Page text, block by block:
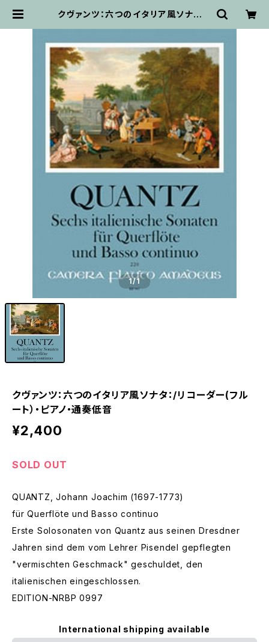
クヴァンツ：六つのイタリア風ソナタ：/
っきぃず
1/1
クヴァンツ：六つのイタリア風ソナタ：/リコーダー(フル
ート）・ピアノ・通奏低音
¥2,400
SOLD OUT
QUANTZ, Johann Joachim (1697-1773)
für Querflöte und Basso continuo
Erste Solosonaten von Quantz aus seinen Dresdner
Jahren sind dem vom Lehrer Pisendel gepflegten
"vermischten Geschmack" geschuldet, den
italienischen eingeschlossen.
EDITION-NRBP 0997
International shipping available